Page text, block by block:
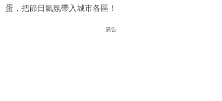
蛋，把節日氣氛帶入城市各區！
廣告